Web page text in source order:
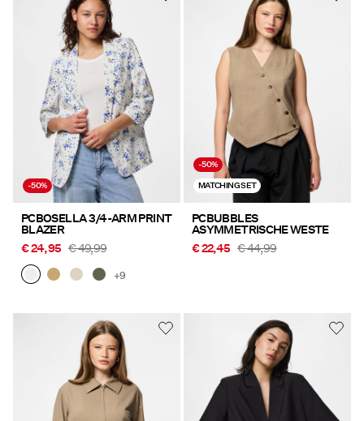
-50%
PCBOSELLA 3/4-ARM PRINT
BLAZER
€ 24,95 € 49,99
+9
-50%
MATCHING SET
PCBUBBLES
ASYMMETRISCHE WESTE
€ 22,45 € 44,99